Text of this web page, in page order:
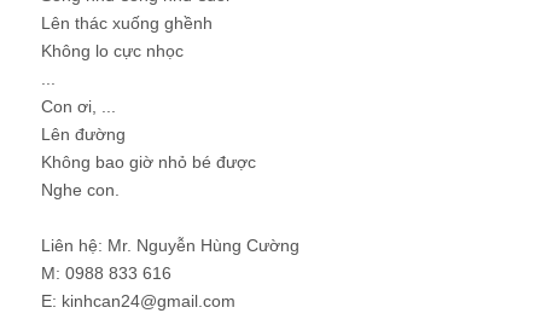
Lên thác xuống ghềnh
Không lo cực nhọc
Con ơi, ...
Lên đường
Không bao giờ nhỏ bé được
Nghe con.
Liên hệ: Mr. Nguyễn Hùng Cường
M: 0988 833 616
E: kinhcan24@gmail.com